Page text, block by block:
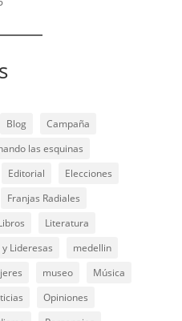
Blog
Campaña
las esquinas
Editorial
Elecciones
Franjas Radiales
Literatura
Lideresas
medellin
museo
Música
Opiniones